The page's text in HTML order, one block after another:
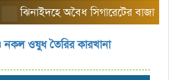
অবৈধ সিগারেটের বাজার তৈরি
ওষুধ তৈরির কারখানা